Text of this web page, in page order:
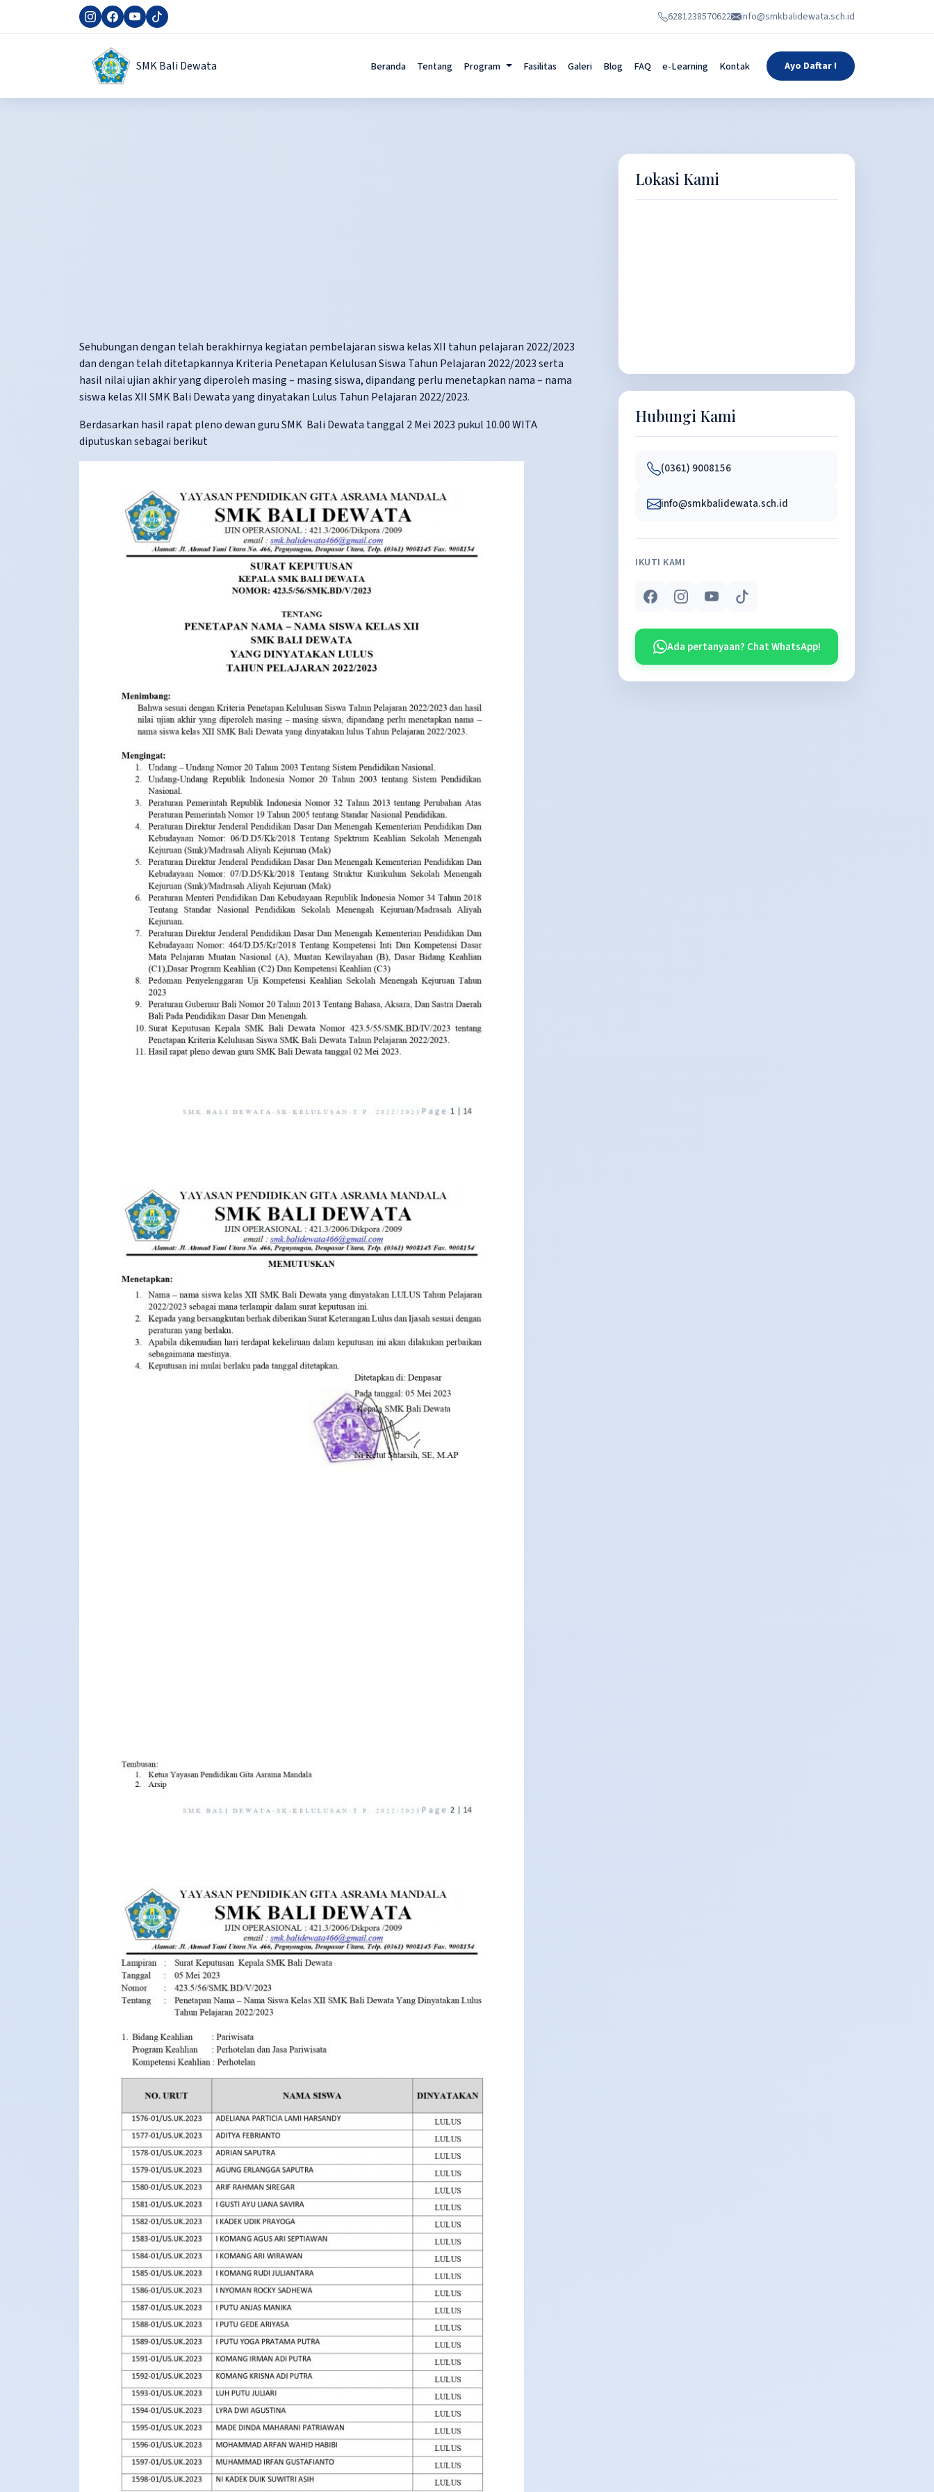
6281238570622 info@smkbalidewata.sch.id
SMK Bali Dewata Beranda Tentang Program Fasilitas Galeri Blog FAQ e-Learning Kontak Ayo Daftar !
Sehubungan dengan telah berakhirnya kegiatan pembelajaran siswa kelas XII tahun pelajaran 2022/2023
dan dengan telah ditetapkannya Kriteria Penetapan Kelulusan Siswa Tahun Pelajaran 2022/2023 serta
hasil nilai ujian akhir yang diperoleh masing – masing siswa, dipandang perlu menetapkan nama – nama
siswa kelas XII SMK Bali Dewata yang dinyatakan Lulus Tahun Pelajaran 2022/2023.
Berdasarkan hasil rapat pleno dewan guru SMK Bali Dewata tanggal 2 Mei 2023 pukul 10.00 WITA
diputuskan sebagai berikut
Lokasi Kami
Hubungi Kami
(0361) 9008156
info@smkbalidewata.sch.id
IKUTI KAMI
Ada pertanyaan? Chat WhatsApp!